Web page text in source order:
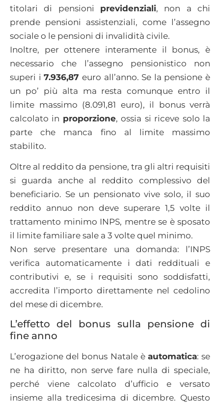
titolari di pensioni previdenziali, non a chi
prende pensioni assistenziali, come l’assegno
sociale o le pensioni di invalidità civile.
Inoltre, per ottenere interamente il bonus, è
necessario che l’assegno pensionistico non
superi i7.936,87 euro all’anno. Se la pensione è
un po’ più alta ma resta comunque entro il
limite massimo (8.091,81 euro), il bonus verrà
calcolato in proporzione, ossia si riceve solo la
parte che manca fino al limite massimo
stabilito.
Oltre al reddito da pensione, tra gli altri requisiti
si guarda anche al reddito complessivo del
beneficiario. Se un pensionato vive solo, il suo
reddito annuo non deve superare 1,5 volte il
trattamento minimo INPS, mentre se è sposato
il limite familiare sale a 3 volte quel minimo.
Non serve presentare una domanda: l’INPS
verifica automaticamente i dati reddituali e
contributivi e, se i requisiti sono soddisfatti,
accredita l’importo direttamente nel cedolino
del mese di dicembre.
L’effetto del bonus sulla pensione di
fine anno
L’erogazione del bonus Natale è automatica: se
ne ha diritto, non serve fare nulla di speciale,
perché viene calcolato d’ufficio e versato
insieme alla tredicesima di dicembre. Questo